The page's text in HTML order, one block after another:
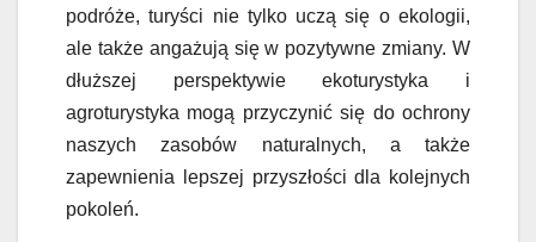
podróże, turyści nie tylko uczą się o ekologii,
ale także angażują się w pozytywne zmiany. W
dłuższej perspektywie ekoturystyka i
agroturystyka mogą przyczynić się do ochrony
naszych zasobów naturalnych, a także
zapewnienia lepszej przyszłości dla kolejnych
pokoleń.